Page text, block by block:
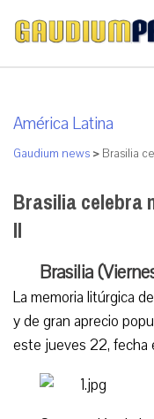
América Latina
Gaudium news > Brasilia
Brasilia celebra
II
Brasilia
La memoria litúrgica
y de gran aprecio
este jueves 22, fecha